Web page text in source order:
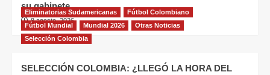
su gabinete
8 agosto, 2026
Eliminatorias Sudamericanas
Fútbol Colombiano
Fútbol Mundial
Mundial 2026
Otras Noticias
Selección Colombia
SELECCIÓN COLOMBIA: ¿LLEGÓ LA HORA DEL